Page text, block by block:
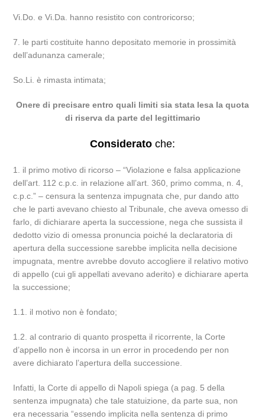
Vi.Do. e Vi.Da. hanno resistito con controricorso;
7. le parti costituite hanno depositato memorie in prossimità
dell’adunanza camerale;
So.Li. è rimasta intimata;
Onere di precisare entro quali limiti sia stata lesa la quota
di riserva da parte del legittimario
Considerato che:
1. il primo motivo di ricorso – “Violazione e falsa applicazione
dell’art. 112 c.p.c. in relazione all’art. 360, primo comma, n. 4,
c.p.c.” – censura la sentenza impugnata che, pur dando atto
che le parti avevano chiesto al Tribunale, che aveva omesso di
farlo, di dichiarare aperta la successione, nega che sussista il
dedotto vizio di omessa pronuncia poiché la declaratoria di
apertura della successione sarebbe implicita nella decisione
impugnata, mentre avrebbe dovuto accogliere il relativo motivo
di appello (cui gli appellati avevano aderito) e dichiarare aperta
la successione;
1.1. il motivo non è fondato;
1.2. al contrario di quanto prospetta il ricorrente, la Corte
d’appello non è incorsa in un error in procedendo per non
avere dichiarato l’apertura della successione.
Infatti, la Corte di appello di Napoli spiega (a pag. 5 della
sentenza impugnata) che tale statuizione, da parte sua, non
era necessaria “essendo implicita nella sentenza di primo